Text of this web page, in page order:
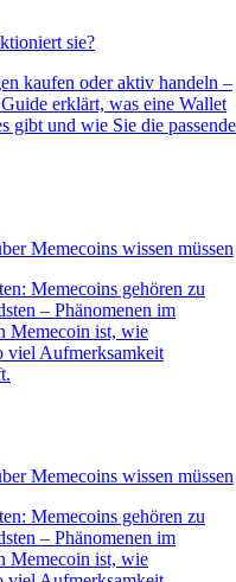
sie?
kaufen oder aktiv handeln –
erklärt, was eine Wallet
gibt und wie Sie die passende
Memecoins wissen müssen
Memecoins gehören zu
– Phänomenen im
Memecoin ist, wie
viel Aufmerksamkeit
Memecoins wissen müssen
Memecoins gehören zu
– Phänomenen im
Memecoin ist, wie